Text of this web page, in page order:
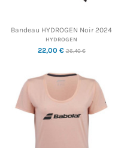
Bandeau HYDROGEN Noir 2024
HYDROGEN
22,00 €26,40 €